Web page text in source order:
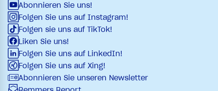
Abonnieren Sie uns!
Folgen Sie uns auf Instagram!
Folgen sie uns auf TikTok!
Liken Sie uns!
Folgen Sie uns auf LinkedIn!
Folgen Sie uns auf Xing!
Abonnieren Sie unseren Newsletter